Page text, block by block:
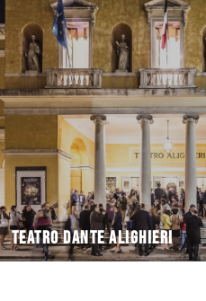
Teatro Dante Alighieri
Teatro Dante Alighieri
La struttura fu costruita dai
Giambattista Meduna a metà
sostituzione del vecchio teatro
Attualmente il